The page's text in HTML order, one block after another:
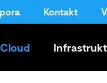
Kontakt
Cloud